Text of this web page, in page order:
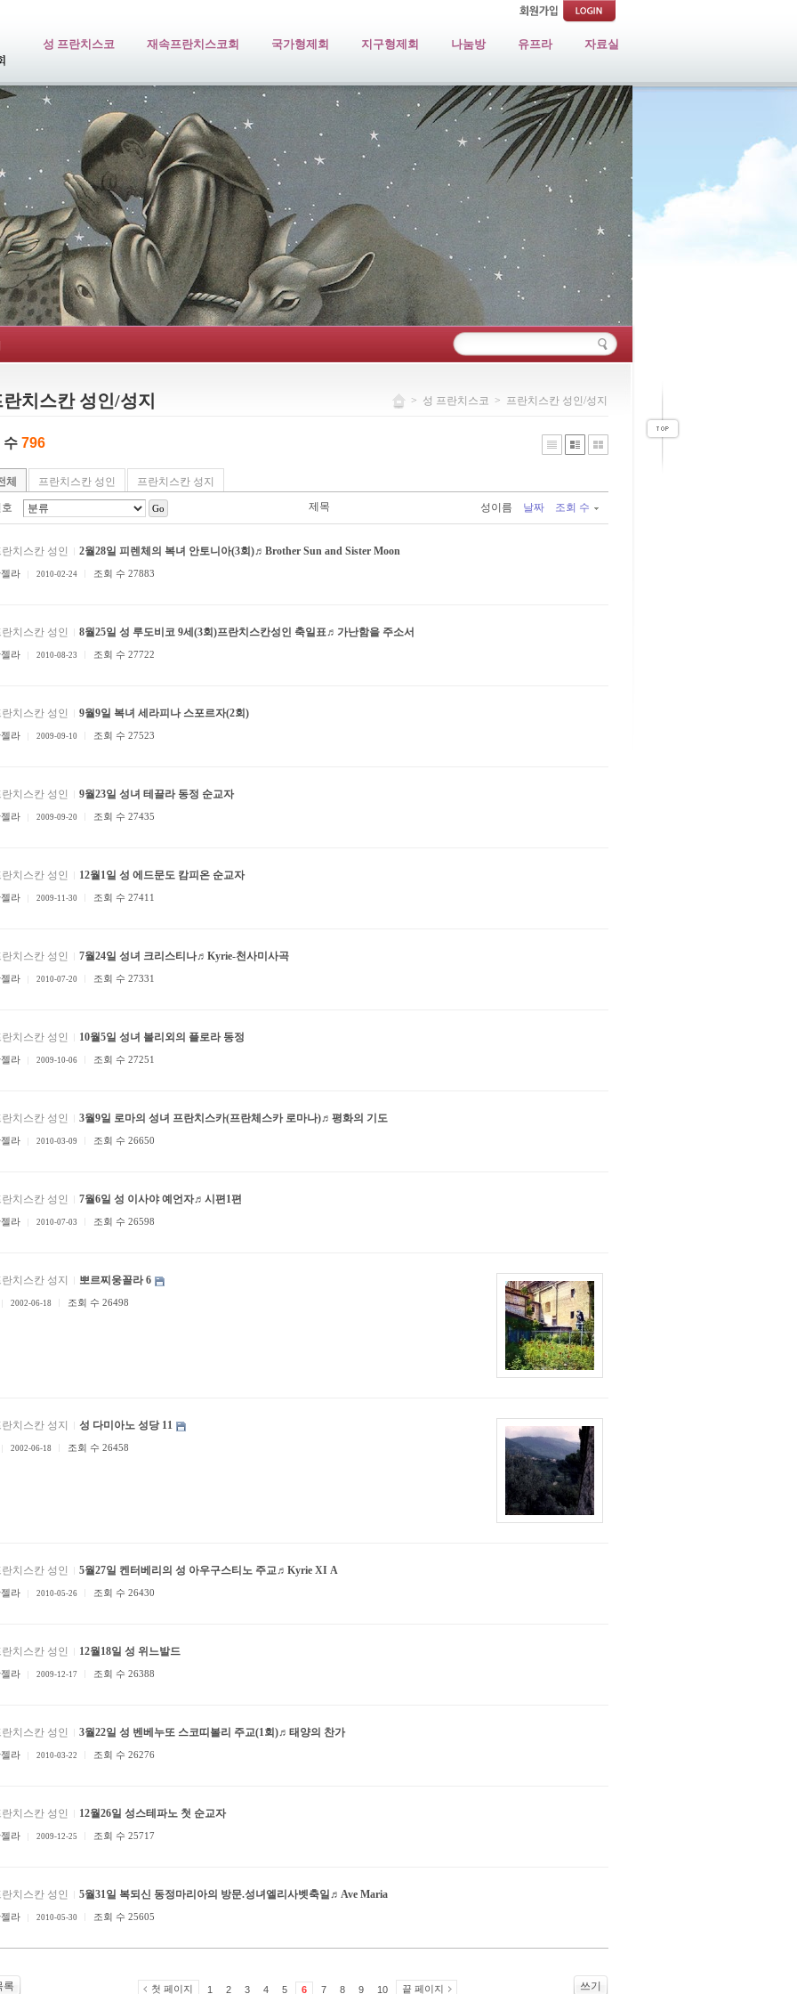
성 프란치스코 재속프란치스코회 국가형제회 지구형제회 나눔방 유프라 자료실
치스칸 성인/성지 > 성 프란치스코 > 프란치스칸 성인/성지
수 796
체 프란치스칸 성인 프란치스칸 성지
Go 제목 성이름 날짜 조회 수
치스칸 성인 2월28일 피렌체의 복녀 안토니아(3회)♬Brother Sun and Sister Moon
라 2010-02-24 조회 수 27883
치스칸 성인 8월25일 성 루도비코 9세(3회)프란치스칸성인 축일표♬가난함을 주소서
라 2010-08-23 조회 수 27722
치스칸 성인 9월9일 복녀 세라피나 스포르자(2회)
라 2009-09-10 조회 수 27523
치스칸 성인 9월23일 성녀 테끌라 동정 순교자
라 2009-09-20 조회 수 27435
치스칸 성인 12월1일 성 에드문도 캄피온 순교자
라 2009-11-30 조회 수 27411
치스칸 성인 7월24일 성녀 크리스티나♬Kyrie-천사미사곡
라 2010-07-20 조회 수 27331
치스칸 성인 10월5일 성녀 볼리외의 플로라 동정
라 2009-10-06 조회 수 27251
치스칸 성인 3월9일 로마의 성녀 프란치스카(프란체스카 로마나)♬평화의 기도
라 2010-03-09 조회 수 26650
치스칸 성인 7월6일 성 이사야 예언자♬시편1편
라 2010-07-03 조회 수 26598
치스칸 성지 뽀르찌웅꼴라 6
2002-06-18 조회 수 26498
치스칸 성지 성 다미아노 성당 11
2002-06-18 조회 수 26458
치스칸 성인 5월27일 켄터베리의 성 아우구스티노 주교♬Kyrie XI A
라 2010-05-26 조회 수 26430
치스칸 성인 12월18일 성 위느발드
라 2009-12-17 조회 수 26388
치스칸 성인 3월22일 성 벤베누또 스코띠볼리 주교(1회)♬태양의 찬가
라 2010-03-22 조회 수 26276
치스칸 성인 12월26일 성스테파노 첫 순교자
라 2009-12-25 조회 수 25717
치스칸 성인 5월31일 복되신 동정마리아의 방문.성녀엘리사벳축일♬Ave Maria
라 2010-05-30 조회 수 25605
록 쓰기
첫 페이지 1 2 3 4 5 6 7 8 9 10 끝 페이지